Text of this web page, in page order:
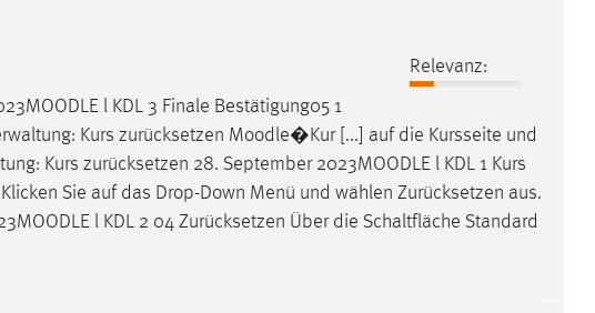
Relevanz:
MOODLE l KDL 3 Finale Bestätigung05 1
Kurs zurücksetzen Moodle�Kur [...] auf die Kursseite und
Kurs zurücksetzen 28. September 2023MOODLE l KDL 1 Kurs
Sie auf das Drop-Down Menü und wählen Zurücksetzen aus.
MOODLE l KDL 2 04 Zurücksetzen Über die Schaltfläche Standard